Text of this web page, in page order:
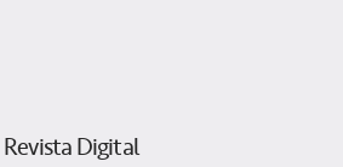
Revista Digital